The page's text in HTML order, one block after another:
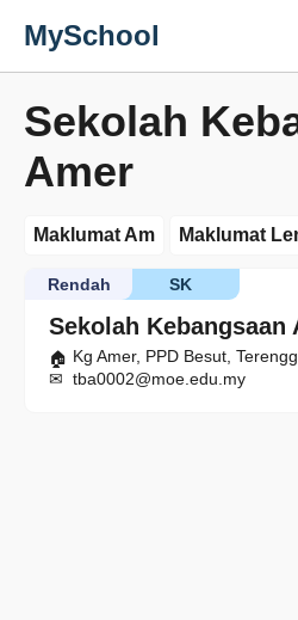
MySchool
Sekolah
Amer
Maklumat Am Maklumat
Sekolah Kebangsaan
SK
Rendah
Kg Amer, PPD Besut,
tba0002@moe.edu.my